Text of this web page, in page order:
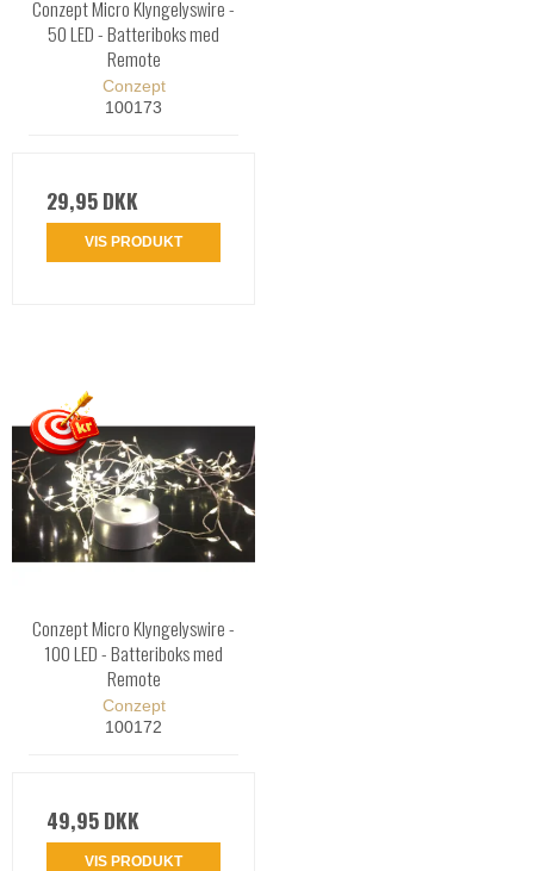
Conzept Micro Klyngelyswire -
50 LED - Batteriboks med
Remote
Conzept
100173
29,95 DKK
VIS PRODUKT
Conzept Micro Klyngelyswire -
100 LED - Batteriboks med
Remote
Conzept
100172
49,95 DKK
VIS PRODUKT